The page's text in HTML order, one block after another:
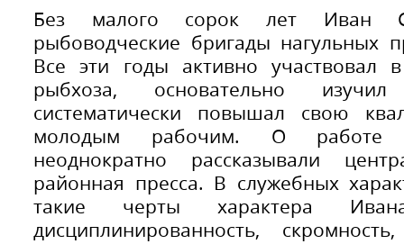
Без малого сорок лет Иван
рыбоводческие бригады нагульных
Все эти годы активно участвовал
рыбхоза, основательно
систематически повышал свою
молодым рабочим. О работе
неоднократно рассказывали
районная пресса. В служебных
такие черты характера
дисциплинированность,